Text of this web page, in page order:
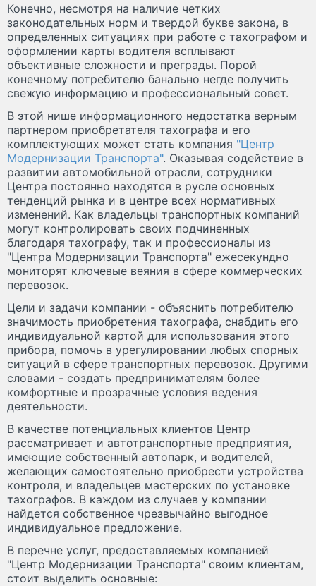
Конечно, несмотря на наличие четких
законодательных норм и твердой букве закона, в
определенных ситуациях при работе с тахографом и
оформлении карты водителя всплывают
объективные сложности и преграды. Порой
конечному потребителю банально негде получить
свежую информацию и профессиональный совет.
В этой нише информационного недостатка верным
партнером приобретателя тахографа и его
комплектующих может стать компания "Центр
Модернизации Транспорта". Оказывая содействие в
развитии автомобильной отрасли, сотрудники
Центра постоянно находятся в русле основных
тенденций рынка и в центре всех нормативных
изменений. Как владельцы транспортных компаний
могут контролировать своих подчиненных
благодаря тахографу, так и профессионалы из
"Центра Модернизации Транспорта" ежесекундно
мониторят ключевые веяния в сфере коммерческих
перевозок.
Цели и задачи компании - объяснить потребителю
значимость приобретения тахографа, снабдить его
индивидуальной картой для использования этого
прибора, помочь в урегулировании любых спорных
ситуаций в сфере транспортных перевозок. Другими
словами - создать предпринимателям более
комфортные и прозрачные условия ведения
деятельности.
В качестве потенциальных клиентов Центр
рассматривает и автотранспортные предприятия,
имеющие собственный автопарк, и водителей,
желающих самостоятельно приобрести устройства
контроля, и владельцев мастерских по установке
тахографов. В каждом из случаев у компании
найдется собственное чрезвычайно выгодное
индивидуальное предложение.
В перечне услуг, предоставляемых компанией
"Центр Модернизации Транспорта" своим клиентам,
стоит выделить основные: